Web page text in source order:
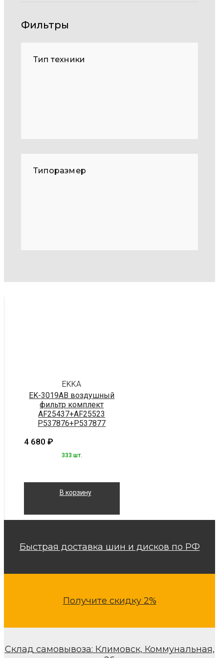
Фильтры
Тип техники
Типоразмер
EKKA
EK-3019AB воздушный
фильтр комплект
AF25437+AF25523
P537876+P537877
4 680 ₽
333 шт.
В корзину
Быстрая доставка шин и дисков по РФ
Получите скидку 2%
Склад самовывоза: Климовск, Коммунальная,